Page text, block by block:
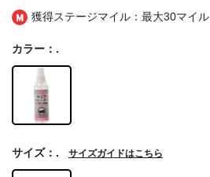
獲得ステージマイル：最大30マイル
カラー：.
サイズ：. サイズガイドはこちら